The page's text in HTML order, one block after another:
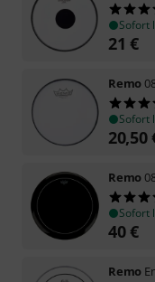
Sofort
21 €
Remo
Sofort
20,50
Remo
Sofort
40€
Remo